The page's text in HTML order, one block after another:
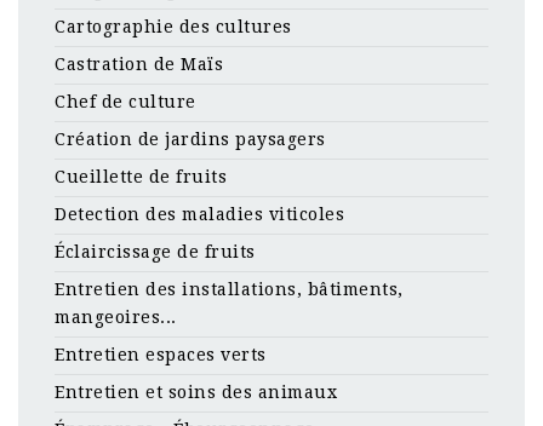
Cartographie des cultures
Castration de Maïs
Chef de culture
Création de jardins paysagers
Cueillette de fruits
Detection des maladies viticoles
Éclaircissage de fruits
Entretien des installations, bâtiments,
mangeoires...
Entretien espaces verts
Entretien et soins des animaux